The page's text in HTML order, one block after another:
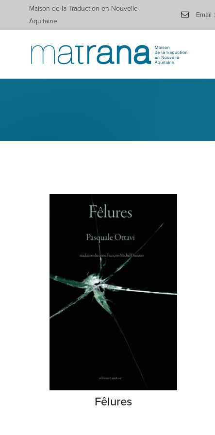
Maison de la Traduction en Nouvelle-
Aquitaine
Email :
Fêlures